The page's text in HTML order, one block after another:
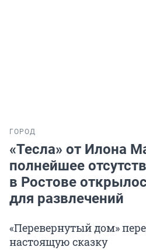
ГОРОД
«Тесла» от Илона
полнейшее
в Ростове
для развлечений
«Перевернутый дом»
настоящую сказку